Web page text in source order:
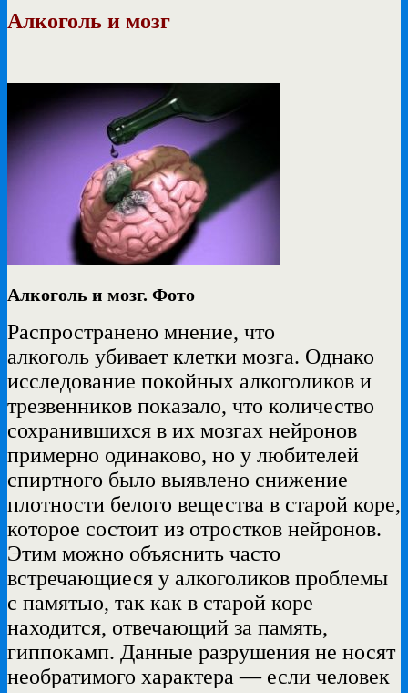
Алкоголь и мозг
Алкоголь и мозг. Фото
Распространено мнение, что
алкоголь убивает клетки мозга. Однако
исследование покойных алкоголиков и
трезвенников показало, что количество
сохранившихся в их мозгах нейронов
примерно одинаково, но у любителей
спиртного было выявлено снижение
плотности белого вещества в старой коре,
которое состоит из отростков нейронов.
Этим можно объяснить часто
встречающиеся у алкоголиков проблемы
с памятью, так как в старой коре
находится, отвечающий за память,
гиппокамп. Данные разрушения не носят
необратимого характера — если человек